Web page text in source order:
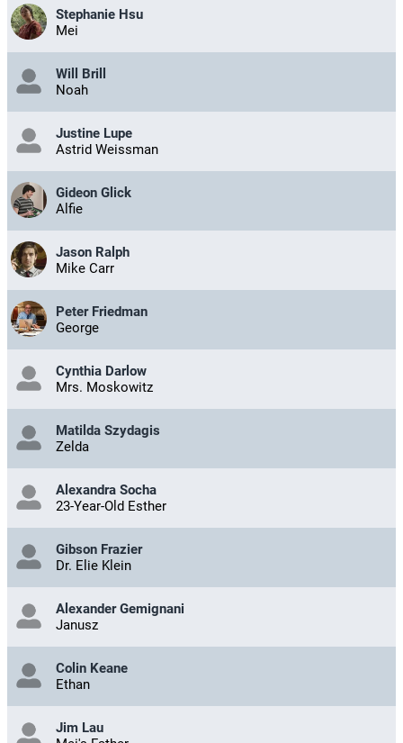
Stephanie Hsu
Mei
Will Brill
Noah
Justine Lupe
Astrid Weissman
Gideon Glick
Alfie
Jason Ralph
Mike Carr
Peter Friedman
George
Cynthia Darlow
Mrs. Moskowitz
Matilda Szydagis
Zelda
Alexandra Socha
23-Year-Old Esther
Gibson Frazier
Dr. Elie Klein
Alexander Gemignani
Janusz
Colin Keane
Ethan
Jim Lau